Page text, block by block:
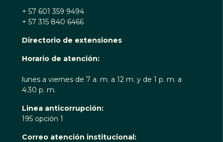
+ 57 601 359 9494
+ 57 315 840 6466
Directorio de extensiones
Horario de atención:
lunes a viernes de 7 a. m. a 12 m. y de 1 p. m. a
4:30 p. m.
Linea anticorrupción:
195 opción 1
Correo atención institucional: